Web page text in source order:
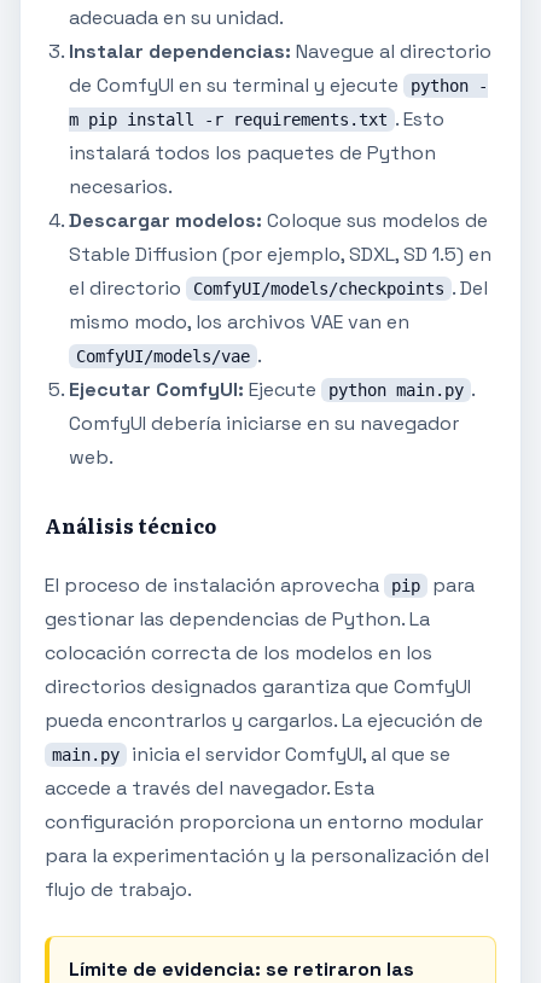
adecuada en su unidad.
Instalar dependencias: Navegue al directorio
de ComfyUI en su terminal y ejecute
python -
m pip install -r requirements.txt . Esto
instalará todos los paquetes de Python
necesarios.
Descargar modelos: Coloque sus modelos de
Stable Diffusion (por ejemplo, SDXL, SD 1.5) en
el directorio
ComfyUI/models/checkpoints . Del
mismo modo, los archivos VAE van en
ComfyUI/models/vae .
Ejecutar ComfyUI: Ejecute python main.py .
ComfyUI debería iniciarse en su navegador
web.
Análisis técnico
El proceso de instalación aprovecha pip
para
gestionar las dependencias de Python. La
colocación correcta de los modelos en los
directorios designados garantiza que ComfyUI
pueda encontrarlos y cargarlos. La ejecución de
main.py
inicia el servidor ComfyUI, al que se
accede a través del navegador. Esta
configuración proporciona un entorno modular
para la experimentación y la personalización del
flujo de trabajo.
Límite de evidencia: se retiraron las